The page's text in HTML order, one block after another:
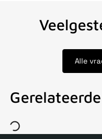
Alle
Voor 15uur besteld, zelfde